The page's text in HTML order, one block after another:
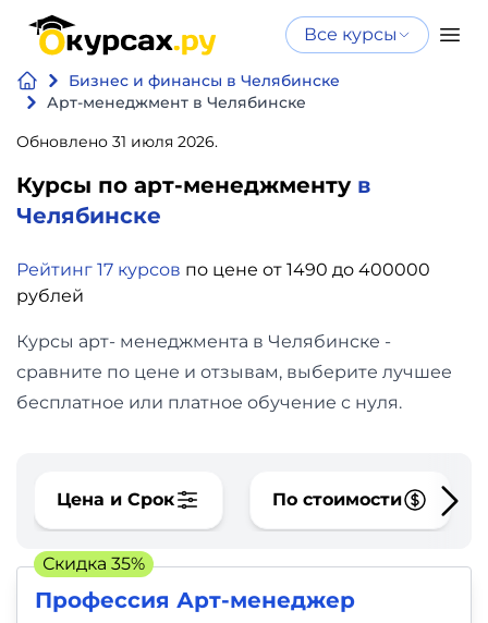
Все курсы
Бизнес и финансы в Челябинске
Арт-менеджмент в Челябинске
Обновлено 31 июля 2026.
Курсы по арт-менеджменту в
Челябинске
Рейтинг 17 курсов по цене от 1490 до 400000
рублей
Курсы арт- менеджмента в Челябинске -
сравните по цене и отзывам, выберите лучшее
бесплатное или платное обучение с нуля.
Цена и Срок По стоимости
Профессия Арт-менеджер
Скидка 35%
Нейросеть
и ИИ
Бизнес
финансы
Дизайн
Аналитика
фото,
аудио
Маркетинг
Нейросеть и ИИ
интеллекту